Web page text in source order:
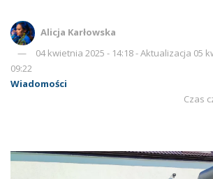
Alicja Karłowska
04 kwietnia 2025 - 14:18 - Aktualizacja 05
09:22
Wiadomości
Czas